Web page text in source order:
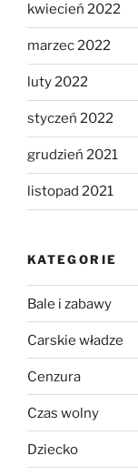
kwiecień 2022
marzec 2022
luty 2022
styczeń 2022
grudzień 2021
listopad 2021
KATEGORIE
Bale i zabawy
Carskie władze
Cenzura
Czas wolny
Dziecko